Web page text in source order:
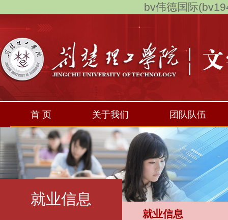
bv伟德国际
首 页 关于我们 团队队伍
就业信息
就业信息